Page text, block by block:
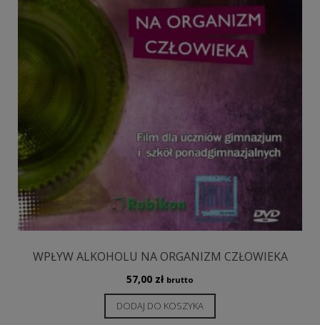
WPŁYW ALKOHOLU NA ORGANIZM CZŁOWIEKA
57,00 zł brutto
DODAJ DO KOSZYKA